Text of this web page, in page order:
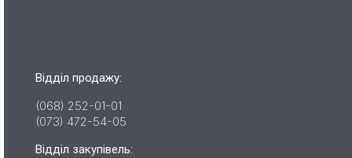
Відділ продажу:
(068) 252-01-01
(073) 472-54-05
Відділ закупівель: